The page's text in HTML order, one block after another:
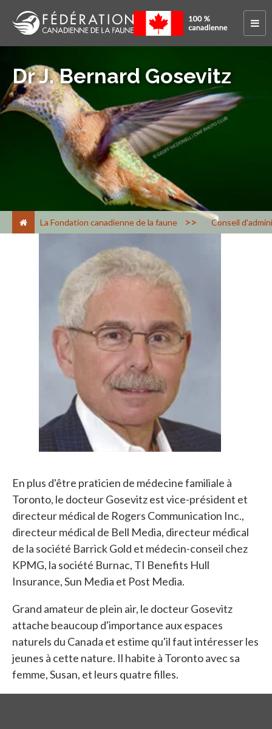
Dr J. Bernard Gosevitz
La Fondation canadienne de la faune > Conseil
En plus d'être praticien de médecine familiale à
Toronto, le docteur Gosevitz est vice-président et
directeur médical de Rogers Communication Inc.,
directeur médical de Bell Media, directeur médical
de la société Barrick Gold et médecin-conseil chez
KPMG, la société Burnac, TI Benefits Hull
Insurance, Sun Media et Post Media.
Grand amateur de plein air, le docteur Gosevitz
attache beaucoup d'importance aux espaces
naturels du Canada et estime qu'il faut intéresser les
jeunes à cette nature. Il habite à Toronto avec sa
femme, Susan, et leurs quatre filles.